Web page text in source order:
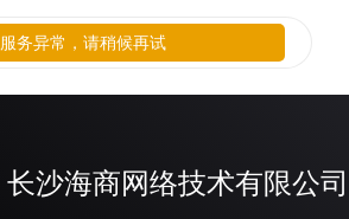
长沙海商网络技术有限公司
服务异常，请稍候再试